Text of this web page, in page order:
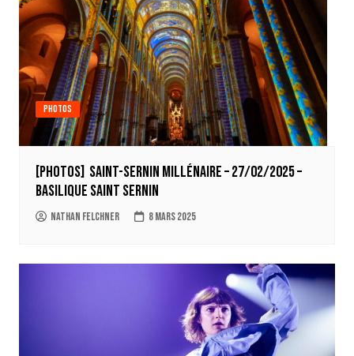
Photos
[Photos] Saint-Sernin Millénaire – 27/02/2025 –
Basilique Saint Sernin
Nathan Felchner 8 mars 2025